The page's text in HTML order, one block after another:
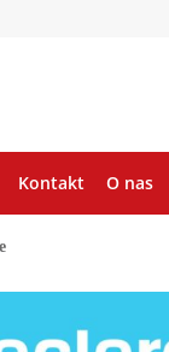
Kontakt O nas